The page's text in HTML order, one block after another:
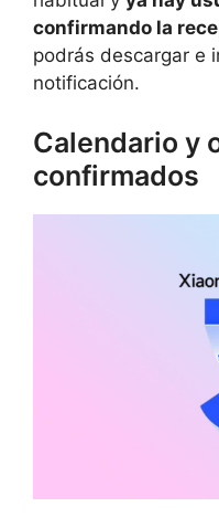
confirmando la
podrás descargar e
notificación.
Calendario y
confirmados